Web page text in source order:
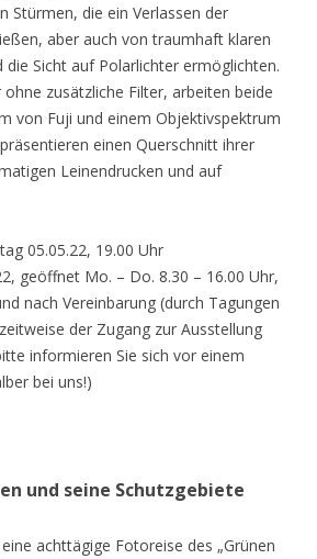
Stürmen, die ein Verlassen der
aber auch von traumhaft klaren
die Sicht auf Polarlichter ermöglichten.
zusätzliche Filter, arbeiten beide
von Fuji und einem Objektivspektrum
einen Querschnitt ihrer
Leinendrucken und auf
05.05.22, 19.00 Uhr
geöffnet Mo. – Do. 8.30 – 16.00 Uhr,
nach Vereinbarung (durch Tagungen
der Zugang zur Ausstellung
informieren Sie sich vor einem
bei uns!)
und seine Schutzgebiete
achttägige Fotoreise des „Grünen